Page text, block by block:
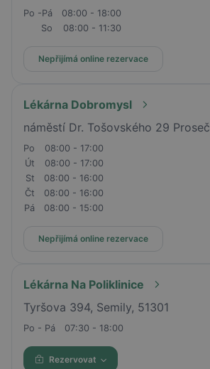
Po -Pá
08:00 - 18:00
So
08:00 - 11:30
Nepřijímá online rezervace
Lékárna Dobromysl
náměstí Dr. Tošovského 29 Proseč
Po
08:00 - 17:00
Út
08:00 - 17:00
St
08:00 - 16:00
Čt
08:00 - 16:00
Pá
08:00 - 15:00
Nepřijímá online rezervace
Lékárna Na Poliklinice
Tyršova 394, Semily, 51301
Po - Pá 07:30 - 18:00
Rezervovat